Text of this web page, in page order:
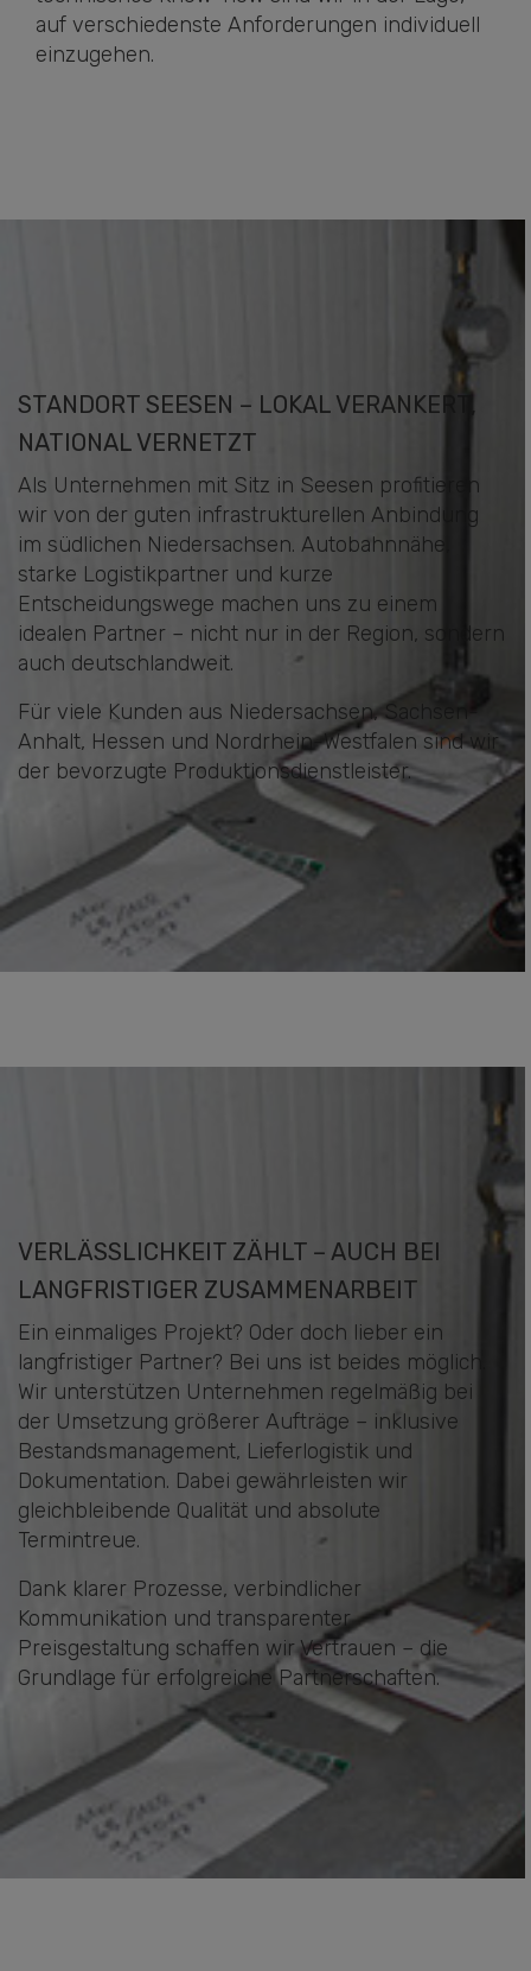
auf verschiedenste Anforderungen individuell
einzugehen.
STANDORT SEESEN – LOKAL VERANKERT,
NATIONAL VERNETZT
Als Unternehmen mit Sitz in Seesen profitieren
wir von der guten infrastrukturellen Anbindung
im südlichen Niedersachsen. Autobahnnähe,
starke Logistikpartner und kurze
Entscheidungswege machen uns zu einem
idealen Partner – nicht nur in der Region, sondern
auch deutschlandweit.
Für viele Kunden aus Niedersachsen, Sachsen-
Anhalt, Hessen und Nordrhein-Westfalen sind wir
der bevorzugte Produktionsdienstleister.
VERLÄSSLICHKEIT ZÄHLT – AUCH BEI
LANGFRISTIGER ZUSAMMENARBEIT
Ein einmaliges Projekt? Oder doch lieber ein
langfristiger Partner? Bei uns ist beides möglich.
Wir unterstützen Unternehmen regelmäßig bei
der Umsetzung größerer Aufträge – inklusive
Bestandsmanagement, Lieferlogistik und
Dokumentation. Dabei gewährleisten wir
gleichbleibende Qualität und absolute
Termintreue.
Dank klarer Prozesse, verbindlicher
Kommunikation und transparenter
Preisgestaltung schaffen wir Vertrauen – die
Grundlage für erfolgreiche Partnerschaften.